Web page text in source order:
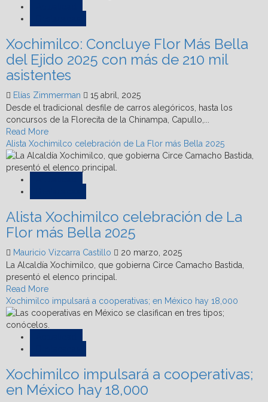
Xochimilco: Concluye Flor Más Bella
del Ejido 2025 con más de 210 mil
asistentes
Elías Zimmerman
15 abril, 2025
Desde el tradicional desfile de carros alegóricos, hasta los
concursos de la Florecita de la Chinampa, Capullo,...
Read MoreRead
more
about
Xochimilco:
Bella
del
Ejido
2025
con
más
de
210
mil
Alista Xochimilco celebración de La Flor más Bella 2025
Alista Xochimilco celebración de La
Flor más Bella 2025
Mauricio Vizcarra Castillo
20 marzo, 2025
La Alcaldía Xochimilco, que gobierna Circe Camacho Bastida,
presentó el elenco principal.
Read MoreRead
more
about
La
Flor
más
Xochimilco impulsará a cooperativas; en México hay 18,000
Xochimilco impulsará a cooperativas;
en México hay 18,000